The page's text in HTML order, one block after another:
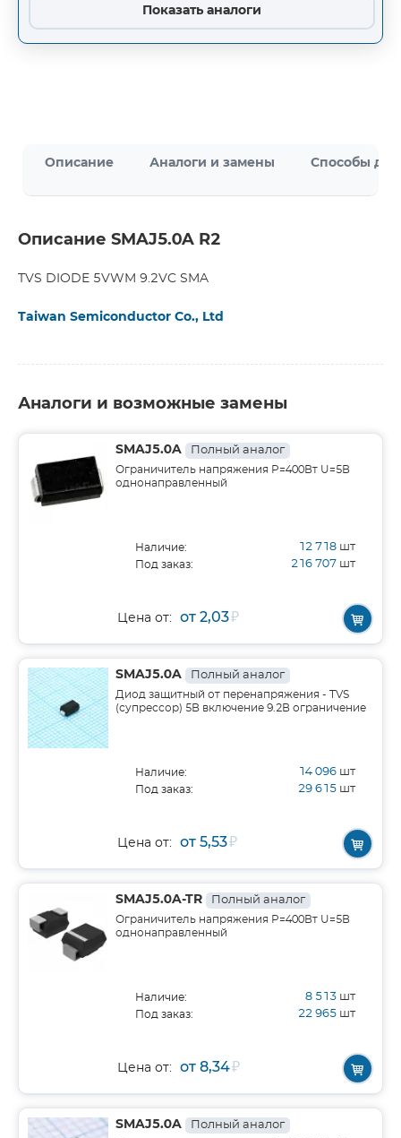
Показать аналоги
Описание Аналоги и замены Способы
Описание SMAJ5.0A R2
TVS DIODE 5VWM 9.2VC SMA
Taiwan Semiconductor Co., Ltd
Аналоги и возможные замены
SMAJ5.0A Полный аналог
Ограничитель напряжения Р=400Вт U=5В
однонаправленный
Наличие: 12 718 шт
Под заказ: 216 707 шт
Цена от: от 2,03₽
SMAJ5.0A Полный аналог
Диод защитный от перенапряжения - TVS
(супрессор) 5В включение 9.2В ограничение
Наличие: 14 096 шт
Под заказ: 29 615 шт
Цена от: от 5,53₽
SMAJ5.0A-TR Полный аналог
Ограничитель напряжения Р=400Вт U=5В
однонаправленный
Наличие: 8 513 шт
Под заказ: 22 965 шт
Цена от: от 8,34₽
SMAJ5.0A Полный аналог